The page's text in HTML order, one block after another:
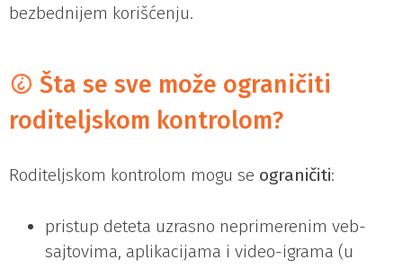
bezbednijem korišćenju.
Šta se sve može ograničiti
roditeljskom kontrolom?
Roditeljskom kontrolom mogu se ograničiti:
pristup deteta uzrasno neprimerenim veb-
sajtovima, aplikacijama i video-igrama (u